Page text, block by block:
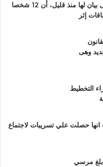
أعلنت إمارة منطقة المدينة المنورة، فى بيان لها منذ قليل، أن 12 شخصا
وهى
التخطيط
حصلت علي تسريبات لاجتماع
مرسي